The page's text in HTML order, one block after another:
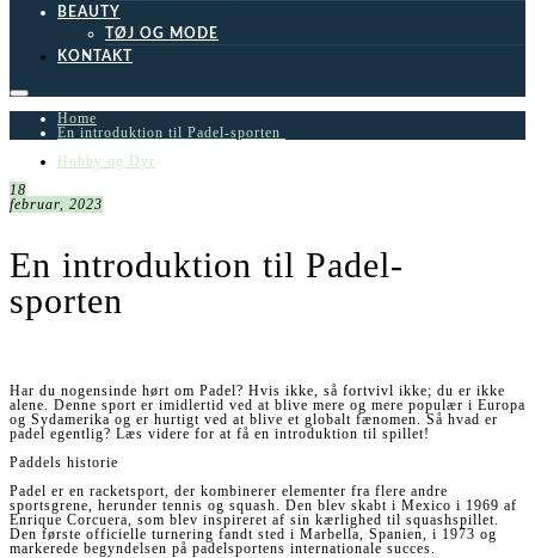
BEAUTY
TØJ OG MODE
KONTAKT
Home
En introduktion til Padel-sporten
Hobby og Dyr
18
februar, 2023
En introduktion til Padel-
sporten
Har du nogensinde hørt om Padel? Hvis ikke, så fortvivl ikke; du er ikke
alene. Denne sport er imidlertid ved at blive mere og mere populær i Europa
og Sydamerika og er hurtigt ved at blive et globalt fænomen. Så hvad er
padel egentlig? Læs videre for at få en introduktion til spillet!
Paddels historie
Padel er en racketsport, der kombinerer elementer fra flere andre
sportsgrene, herunder tennis og squash. Den blev skabt i Mexico i 1969 af
Enrique Corcuera, som blev inspireret af sin kærlighed til squashspillet.
Den første officielle turnering fandt sted i Marbella, Spanien, i 1973 og
markerede begyndelsen på padelsportens internationale succes.